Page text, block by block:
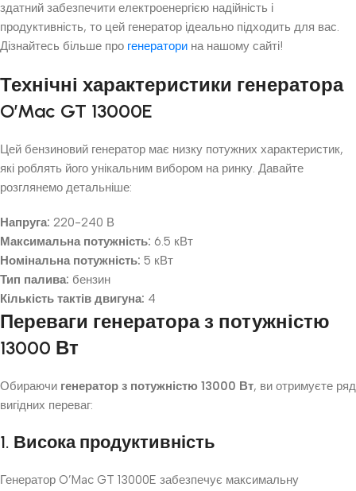
здатний забезпечити електроенергією надійність і
продуктивність, то цей генератор ідеально підходить для вас.
Дізнайтесь більше про генератори на нашому сайті!
Технічні характеристики генератора
O’Mac GT 13000E
Цей бензиновий генератор має низку потужних характеристик,
які роблять його унікальним вибором на ринку. Давайте
розглянемо детальніше:
Напруга: 220-240 В
Максимальна потужність: 6.5 кВт
Номінальна потужність: 5 кВт
Тип палива: бензин
Кількість тактів двигуна: 4
Переваги генератора з потужністю
13000 Вт
Обираючи генератор з потужністю 13000 Вт, ви отримуєте ряд
вигідних переваг:
1. Висока продуктивність
Генератор O’Mac GT 13000E забезпечує максимальну